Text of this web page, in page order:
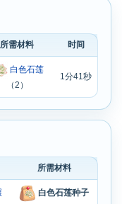
所需材料 时间
白色石莲
（2）
1分41秒
所需材料
白色石莲种子